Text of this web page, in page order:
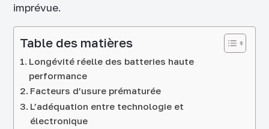
imprévue.
Table des matières
Longévité réelle des batteries haute
performance
Facteurs d’usure prématurée
L’adéquation entre technologie et
électronique